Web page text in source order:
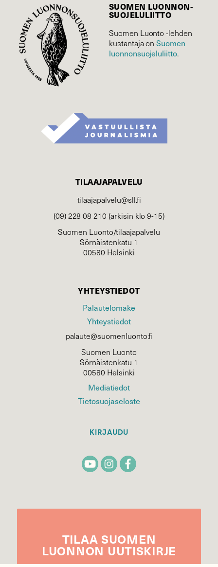
SUOMEN LUONNON­
SUOJELU­LIITTO
Suomen Luonto -lehden
kustantaja onSuomen
luonnonsuojelu­liitto.
TILAAJAPALVELU
tilaajapalvelu@sll.fi
(09) 228 08 210 (arkisin klo 9-15)
Suomen Luonto/tilaajapalvelu
Sörnäistenkatu 1
00580 Helsinki
YHTEYSTIEDOT
Palautelomake
Yhteystiedot
palaute@suomenluonto.fi
Suomen Luonto
Sörnäistenkatu 1
00580 Helsinki
Mediatiedot
Tietosuojaseloste
KIRJAUDU
TILAA SUOMEN
LUONNON UUTIS­KIRJE